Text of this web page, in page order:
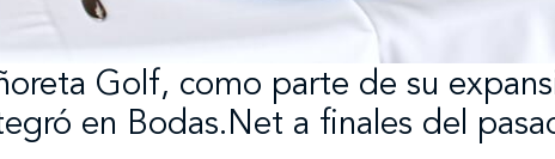
Golf, como parte de su
en Bodas.Net a finales del